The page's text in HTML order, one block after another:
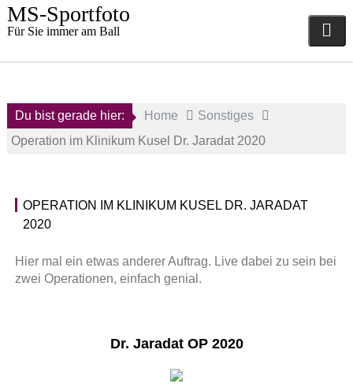
Skip
toMS-Sportfoto
Für Sie immer am Ball
Du bist gerade hier: Home
Sonstiges
Operation im Klinikum Kusel Dr. Jaradat 2020
Oktober
a
d
S
s
t
s
OPERATION IM KLINIKUM KUSEL DR. JARADAT
2020
Hier mal ein etwas anderer Auftrag. Live dabei zu sein bei
zwei Operationen, einfach genial.
Dr. Jaradat OP 2020